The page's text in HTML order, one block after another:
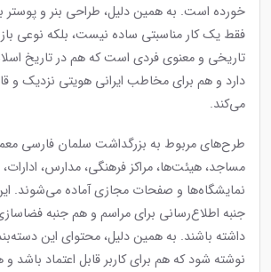
خورده است. به همین دلیل، طراحی بنر و پوستر
فقط یک کار مناسبتی ساده نیست، بلکه نوعی
تاریخی و معنوی فردی است که هم در تاریخ
دارد و هم برای مخاطب ایرانی هویتی نزدیک و
می‌کند.
طرح‌های مربوط به بزرگداشت سلمان فارسی
مساجد، هیئت‌ها، مراکز فرهنگی، مدارس،
نمایشگاه‌ها و صفحات مجازی آماده می‌شوند.
جنبه اطلاع‌رسانی برای مراسم و هم جنبه
داشته باشند. به همین دلیل، محتوای این
نوشته شود که هم برای کاربر قابل اعتماد باشد و